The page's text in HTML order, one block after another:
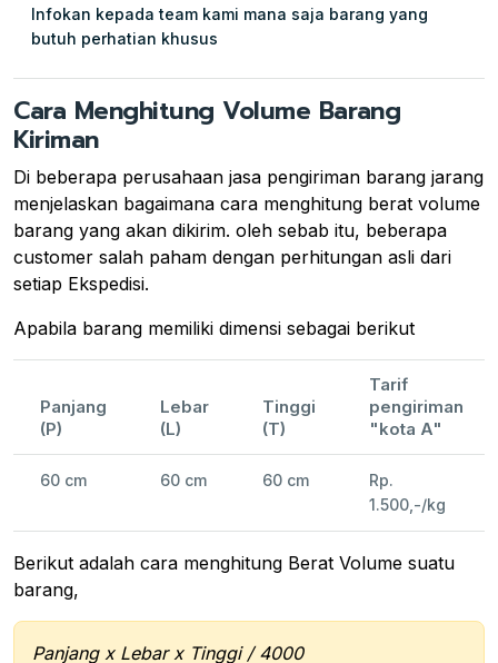
Infokan kepada team kami mana saja barang yang
butuh perhatian khusus
Cara Menghitung Volume Barang
Kiriman
Di beberapa perusahaan jasa pengiriman barang jarang
menjelaskan bagaimana cara menghitung berat volume
barang yang akan dikirim. oleh sebab itu, beberapa
customer salah paham dengan perhitungan asli dari
setiap Ekspedisi.
Apabila barang memiliki dimensi sebagai berikut
Panjang
(P)
Lebar
(L)
Tinggi
(T)
Tarif
pengiriman
"kota A"
60 cm 60 cm 60 cm
Rp.
1.500,-/kg
Berikut adalah cara menghitung Berat Volume suatu
barang,
Panjang x Lebar x Tinggi / 4000